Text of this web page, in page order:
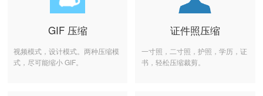
GIF 压缩
视频模式，设计模式。两种压缩模
式，尽可能缩小 GIF。
证件照压缩
一寸照，二寸照，护照，学历，证
书，轻松压缩裁剪。